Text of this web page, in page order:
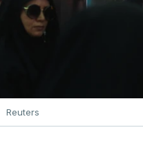
Reuters